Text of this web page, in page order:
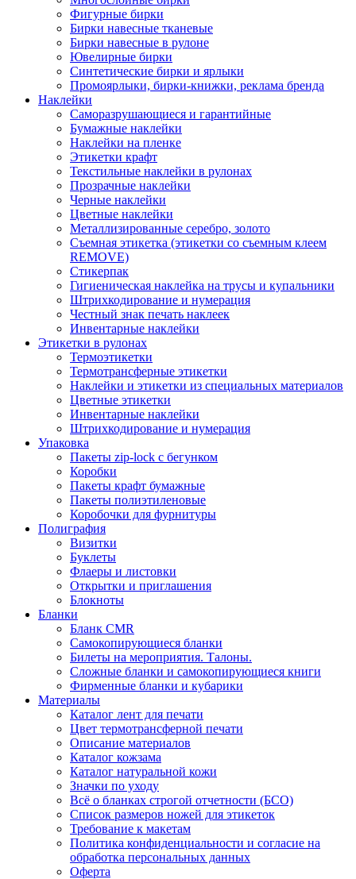
Фигурные бирки
Бирки навесные тканевые
Бирки навесные в рулоне
Ювелирные бирки
Синтетические бирки и ярлыки
Промоярлыки, бирки-книжки, реклама бренда
Наклейки
Саморазрушающиеся и гарантийные
Бумажные наклейки
Наклейки на пленке
Этикетки крафт
Текстильные наклейки в рулонах
Прозрачные наклейки
Черные наклейки
Цветные наклейки
Металлизированные серебро, золото
Съемная этикетка (этикетки со съемным клеем
REMOVE)
Стикерпак
Гигиеническая наклейка на трусы и купальники
Штрихкодирование и нумерация
Честный знак печать наклеек
Инвентарные наклейки
Этикетки в рулонах
Термоэтикетки
Термотрансферные этикетки
Наклейки и этикетки из специальных материалов
Цветные этикетки
Инвентарные наклейки
Штрихкодирование и нумерация
Упаковка
Пакеты zip-lock с бегунком
Коробки
Пакеты крафт бумажные
Пакеты полиэтиленовые
Коробочки для фурнитуры
Полиграфия
Визитки
Буклеты
Флаеры и листовки
Открытки и приглашения
Блокноты
Бланки
Бланк CMR
Самокопирующиеся бланки
Билеты на мероприятия. Талоны.
Сложные бланки и самокопирующиеся книги
Фирменные бланки и кубарики
Материалы
Каталог лент для печати
Цвет термотрансферной печати
Описание материалов
Каталог кожзама
Каталог натуральной кожи
Значки по уходу
Всё о бланках строгой отчетности (БСО)
Список размеров ножей для этикеток
Требование к макетам
Политика конфиденциальности и согласие на
обработка персональных данных
Оферта